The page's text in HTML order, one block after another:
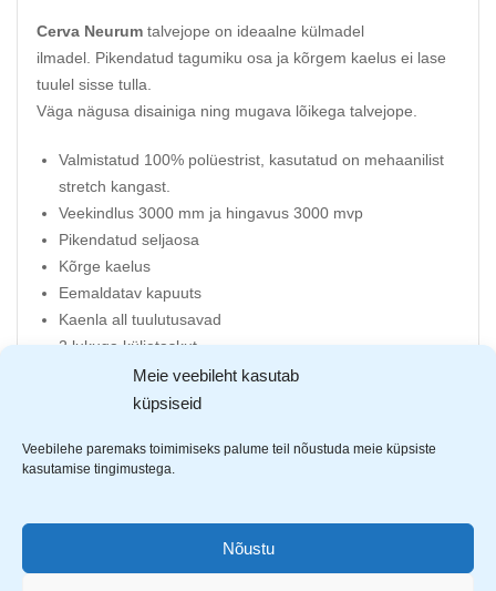
Meie veebileht kasutab
küpsiseid
Veebilehe paremaks toimimiseks palume teil nõustuda meie küpsiste
kasutamise tingimustega.
Nõustu
Cerva Neurum talvejope on ideaalne külmadel
ilmadel. Pikendatud tagumiku osa ja kõrgem kaelus ei lase
tuulel sisse tulla.
Väga nägusa disainiga ning mugava lõikega talvejope.
Valmistatud 100% polüestrist, kasutatud on mehaanilist
stretch kangast.
Veekindlus 3000 mm ja hingavus 3000 mvp
Pikendatud seljaosa
Kõrge kaelus
Eemaldatav kapuuts
Kaenla all tuulutusavad
2 lukuga küljetaskut
1 lukuga rinnatasku
2 lukuga sisetaskut
Nöörpingutiga reguleeritav jope alumine äär ning
kapuuts